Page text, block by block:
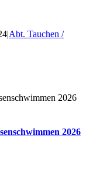
|Abt. Tauchen /
2026